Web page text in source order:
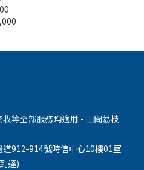
等全部服務均適用 - 山問荔枝
912-914號時信中心10樓01室
達)